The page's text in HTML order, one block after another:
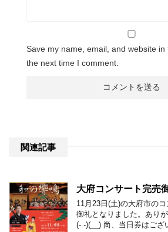
Save my name, email, and website
the next time I comment.
関連記事
大府コンサート完売
11月23日(土)の大府市の
御礼となりました。あり
(-.-)(__) 尚、当日券はご